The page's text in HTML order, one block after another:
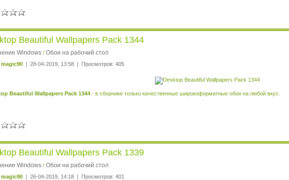
Beautiful Wallpapers Pack 1344
Windows / Обои на рабочий стол
magic90 | 28-04-2019, 13:58 | Просмотров: 405
Beautiful Wallpapers Pack 1344 - в сборнике только качественные широкоформатные обои на любой вкус.
Beautiful Wallpapers Pack 1339
Windows / Обои на рабочий стол
magic90 | 26-04-2019, 14:18 | Просмотров: 401